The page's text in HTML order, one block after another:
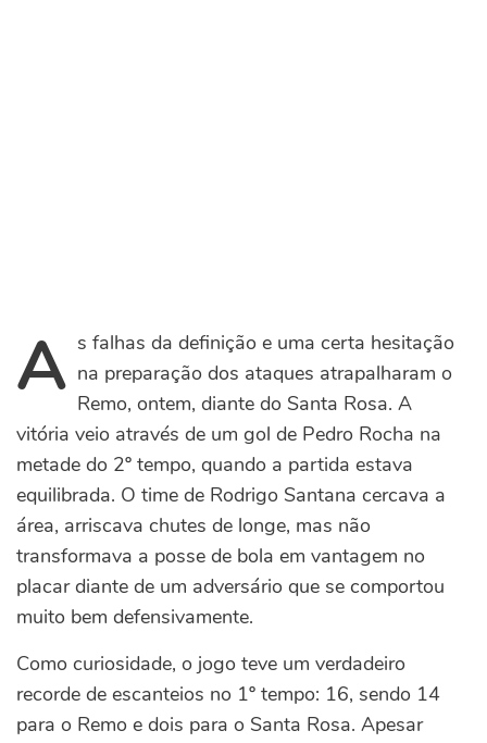
A s falhas da definição e uma certa hesitação
na preparação dos ataques atrapalharam o
Remo, ontem, diante do Santa Rosa. A
vitória veio através de um gol de Pedro Rocha na
metade do 2º tempo, quando a partida estava
equilibrada. O time de Rodrigo Santana cercava a
área, arriscava chutes de longe, mas não
transformava a posse de bola em vantagem no
placar diante de um adversário que se comportou
muito bem defensivamente.
Como curiosidade, o jogo teve um verdadeiro
recorde de escanteios no 1º tempo: 16, sendo 14
para o Remo e dois para o Santa Rosa. Apesar